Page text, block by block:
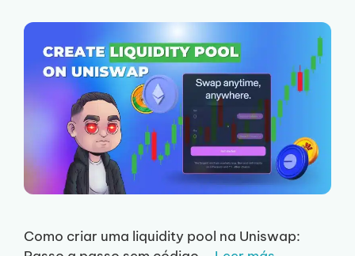
Como criar uma liquidity pool na Uniswap: